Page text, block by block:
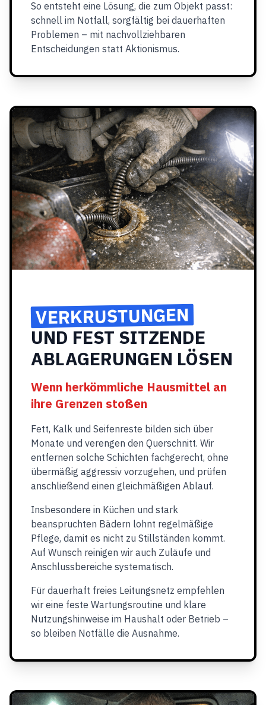
So entsteht eine Lösung, die zum Objekt passt:
schnell im Notfall, sorgfältig bei dauerhaften
Problemen – mit nachvollziehbaren
Entscheidungen statt Aktionismus.
VERKRUSTUNGEN
UND FEST SITZENDE
ABLAGERUNGEN LÖSEN
Wenn herkömmliche Hausmittel an
ihre Grenzen stoßen
Fett, Kalk und Seifenreste bilden sich über
Monate und verengen den Querschnitt. Wir
entfernen solche Schichten fachgerecht, ohne
übermäßig aggressiv vorzugehen, und prüfen
anschließend einen gleichmäßigen Ablauf.
Insbesondere in Küchen und stark
beanspruchten Bädern lohnt regelmäßige
Pflege, damit es nicht zu Stillständen kommt.
Auf Wunsch reinigen wir auch Zuläufe und
Anschlussbereiche systematisch.
Für dauerhaft freies Leitungsnetz empfehlen
wir eine feste Wartungsroutine und klare
Nutzungshinweise im Haushalt oder Betrieb –
so bleiben Notfälle die Ausnahme.